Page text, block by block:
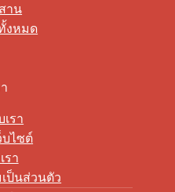
าน
งหมด
เรา
บไซต์
รา
ป็นส่วนตัว